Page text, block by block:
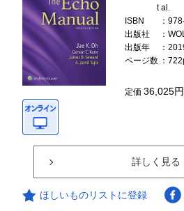
t al.
ISBN
：
出版社
：
出版年
：
ページ数 ：
定価36,025円
詳しく見る
ほしいものリストに登録